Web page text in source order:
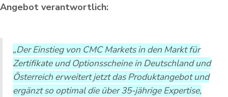
Angebot verantwortlich:
„Der Einstieg von CMC Markets in den Markt für
Zertifikate und Optionsscheine in Deutschland und
Österreich erweitert jetzt das Produktangebot und
ergänzt so optimal die über 35-jährige Expertise,